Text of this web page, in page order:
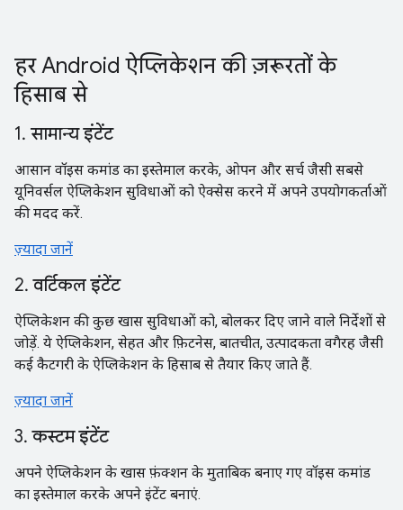
हर Android ऐप्लिकेशन की ज़रूरतों के
हिसाब से
1. सामान्य इंटेंट
आसान वॉइस कमांड का इस्तेमाल करके, ओपन और सर्च जैसी सबसे
यूनिवर्सल ऐप्लिकेशन सुविधाओं को ऐक्सेस करने में अपने उपयोगकर्ताओं
की मदद करें.
ज़्यादा जानें
2. वर्टिकल इंटेंट
ऐप्लिकेशन की कुछ खास सुविधाओं को, बोलकर दिए जाने वाले निर्देशों से
जोड़ें. ये ऐप्लिकेशन, सेहत और फ़िटनेस, बातचीत, उत्पादकता वगैरह जैसी
कई कैटगरी के ऐप्लिकेशन के हिसाब से तैयार किए जाते हैं.
ज़्यादा जानें
3. कस्टम इंटेंट
अपने ऐप्लिकेशन के खास फ़ंक्शन के मुताबिक बनाए गए वॉइस कमांड
का इस्तेमाल करके अपने इंटेंट बनाएं.